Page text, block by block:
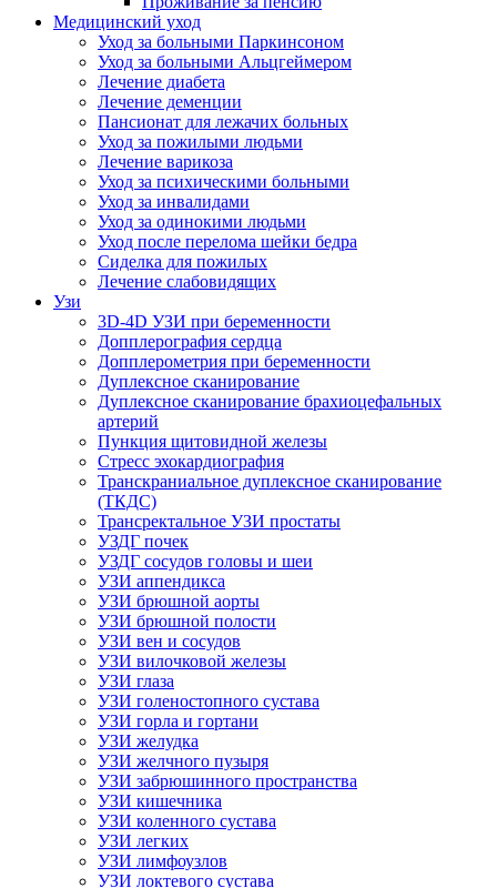
Медицинский уход
Уход за больными Паркинсоном
Уход за больными Альцгеймером
Лечение диабета
Лечение деменции
Пансионат для лежачих больных
Уход за пожилыми людьми
Лечение варикоза
Уход за психическими больными
Уход за инвалидами
Уход за одинокими людьми
Уход после перелома шейки бедра
Сиделка для пожилых
Лечение слабовидящих
Узи
3D-4D УЗИ при беременности
Допплерография сердца
Допплерометрия при беременности
Дуплексное сканирование
Дуплексное сканирование брахиоцефальных
артерий
Пункция щитовидной железы
Стресс эхокардиография
Транскраниальное дуплексное сканирование
(ТКДС)
Трансректальное УЗИ простаты
УЗДГ почек
УЗДГ сосудов головы и шеи
УЗИ аппендикса
УЗИ брюшной аорты
УЗИ брюшной полости
УЗИ вен и сосудов
УЗИ вилочковой железы
УЗИ глаза
УЗИ голеностопного сустава
УЗИ горла и гортани
УЗИ желудка
УЗИ желчного пузыря
УЗИ забрюшинного пространства
УЗИ кишечника
УЗИ коленного сустава
УЗИ легких
УЗИ лимфоузлов
УЗИ локтевого сустава